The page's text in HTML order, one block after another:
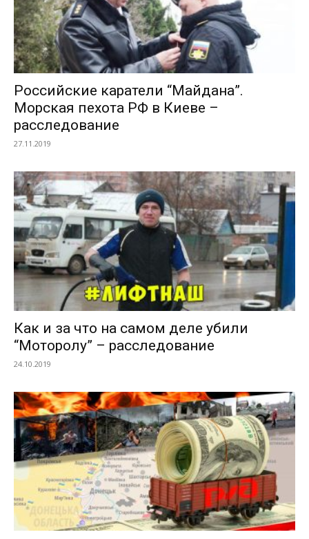
Российские каратели “Майдана”.
Морская пехота РФ в Киеве –
расследование
27.11.2019
Как и за что на самом деле убили
“Моторолу” – расследование
24.10.2019